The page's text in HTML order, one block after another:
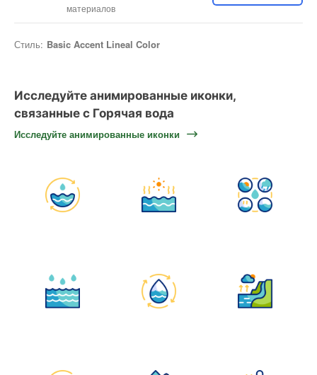
материалов
Стиль: Basic Accent Lineal Color
Исследуйте анимированные иконки,
связанные с Горячая вода
Исследуйте анимированные иконки